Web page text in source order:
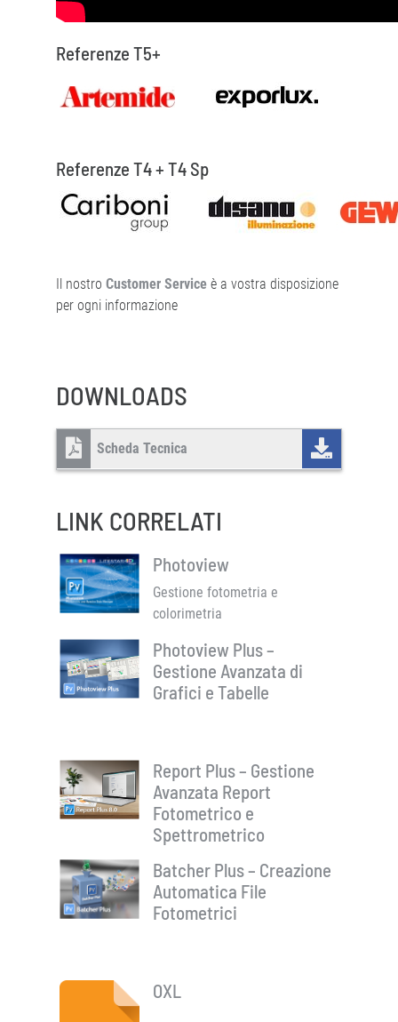
Referenze T5+
Referenze T4 + T4 Sp
Il nostro Customer Service è a vostra disposizione
per ogni informazione
DOWNLOADS
Scheda Tecnica
LINK CORRELATI
Photoview
Gestione fotometria e
colorimetria
Photoview Plus –
Gestione Avanzata di
Grafici e Tabelle
Report Plus – Gestione
Avanzata Report
Fotometrico e
Spettrometrico
Batcher Plus – Creazione
Automatica File
Fotometrici
OXL